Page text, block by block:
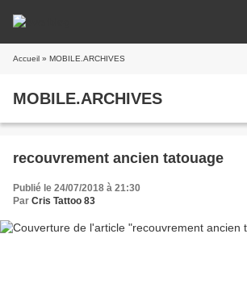
Accueil » MOBILE.ARCHIVES
MOBILE.ARCHIVES
recouvrement ancien tatouage
Publié le 24/07/2018 à 21:30
Par Cris Tattoo 83